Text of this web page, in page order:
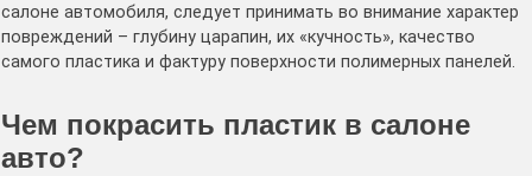
салоне автомобиля, следует принимать во внимание характер
повреждений – глубину царапин, их «кучность», качество
самого пластика и фактуру поверхности полимерных панелей.
Чем покрасить пластик в салоне
авто?